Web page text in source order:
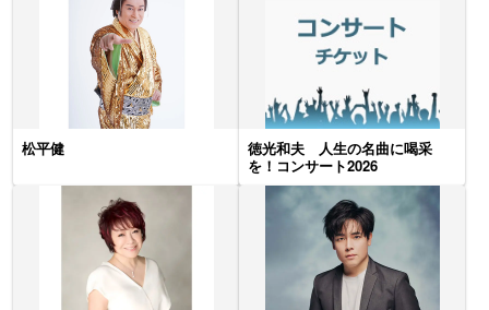
松平健
徳光和夫 人生の名曲に喝采
を！コンサート2026